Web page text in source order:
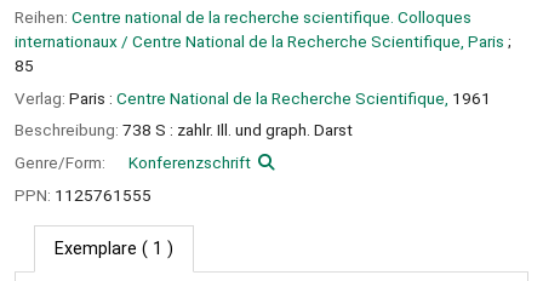
Reihen: Centre national de la recherche scientifique. Colloques
internationaux / Centre National de la Recherche Scientifique, Paris ;
85
Verlag: Paris : Centre National de la Recherche Scientifique, 1961
Beschreibung: 738 S : zahlr. Ill. und graph. Darst
Genre/Form:
Konferenzschrift
PPN: 1125761555
Exemplare ( 1 )